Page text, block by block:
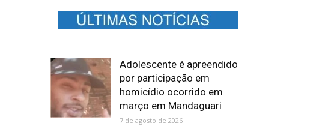
Adolescente é apreendido
por participação em
homicídio ocorrido em
março em Mandaguari
7 de agosto de 2026